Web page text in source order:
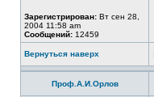
Зарегистрирован: Вт сен 28,
2004 11:58 am
Сообщений: 12459
Вернуться наверх
Проф.А.И.Орлов